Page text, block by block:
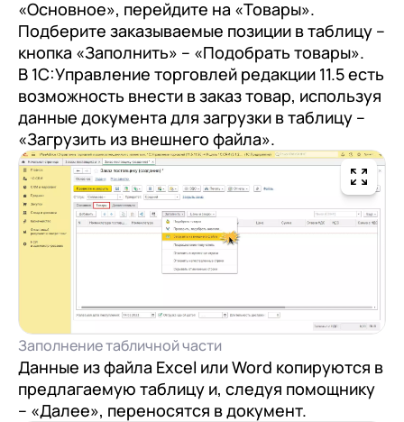
«Основное», перейдите на «Товары».
Подберите заказываемые позиции в таблицу –
кнопка «Заполнить» – «Подобрать товары».
В 1С:Управление торговлей редакции 11.5 есть
возможность внести в заказ товар, используя
данные документа для загрузки в таблицу –
«Загрузить из внешнего файла».
Заполнение табличной части
Данные из файла Excel или Word копируются в
предлагаемую таблицу и, следуя помощнику
– «Далее», переносятся в документ.